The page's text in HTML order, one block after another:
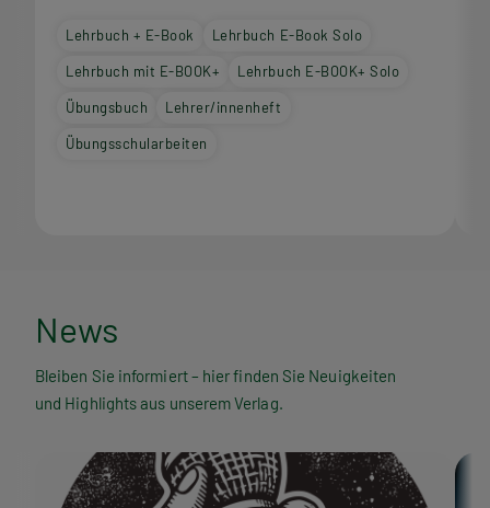
Lehrbuch + E-Book Lehrbuch E-Book Solo
Lehrbuch mit E-BOOK+ Lehrbuch E-BOOK+ Solo
Übungsbuch Lehrer/innenheft
Übungsschularbeiten
N
e
w
News
Bleiben Sie informiert – hier finden Sie Neuigkeiten
und Highlights aus unserem Verlag.